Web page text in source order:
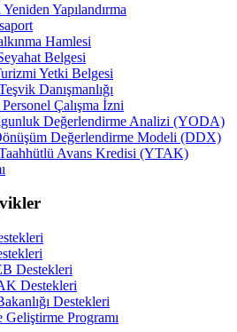
Yapılandırma
Hamlesi
Belgesi
Yetki Belgesi
Danışmanlığı
Personel Çalışma İzni
Değerlendirme Analizi (YODA)
Değerlendirme Modeli (DDX)
Taahhütlü Avans Kredisi (YTAK)
Destekleri
Destekleri
Destekleri
Geliştirme Programı